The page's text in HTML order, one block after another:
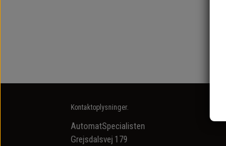
Kontaktoplysninger.
AutomatSpecialisten
Grejsdalsvej 179